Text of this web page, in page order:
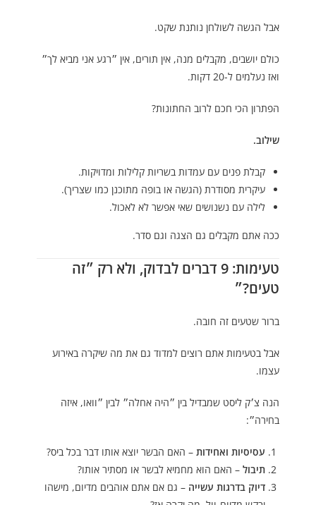
אבל הגשה לשולחן נותנת שקט.
כולם יושבים, מקבלים מנה, אין תורים, אין ״רגע אני מביא לך״
ואז נעלמים ל-20 דקות.
הפתרון הכי חכם לרוב החתונות?
שילוב.
קבלת פנים עם עמדות בשריות קלילות ומדויקות.
עיקרית מסודרת (הגשה או בופה מתוכנן כמו שצריך).
לילה עם נשנושים שאי אפשר לא לאכול.
ככה אתם מקבלים גם הצגה וגם סדר.
טעימות: 9 דברים לבדוק, ולא רק ״זה
טעים?״
ברור שטעים זה חובה.
אבל בטעימות אתם רוצים למדוד גם את מה שיקרה באירוע
עצמו.
הנה צ׳ק ליסט שמבדיל בין ״היה אחלה״ לבין ״וואו, איזה
בחירה״:
עסיסיות ואחידות – האם הבשר יוצא אותו דבר בכל ביס?
תיבול – האם הוא מחמיא לבשר או מסתיר אותו?
דיוק בדרגות עשייה – גם אם אתם אוהבים מדיום, מישהו